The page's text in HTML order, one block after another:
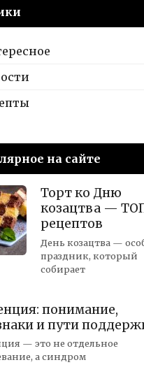
на сайте
Торт ко Дню
козацтва —
рецептов
День козацтва —
праздник, который
собирает
понимание,
и пути
— это не отдельное
а синдром